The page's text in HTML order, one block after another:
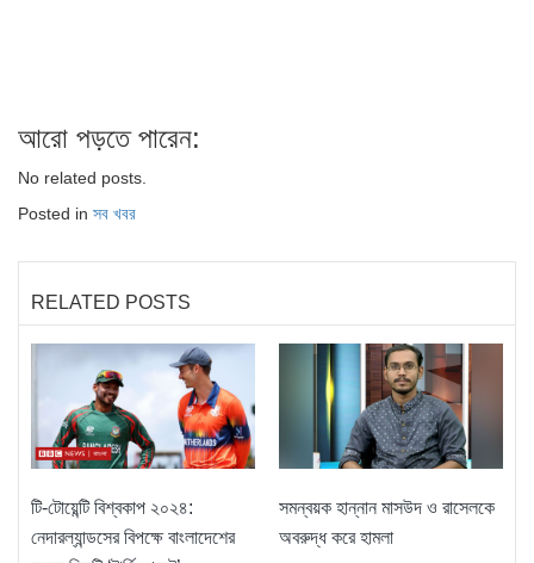
আরো পড়তে পারেন:
No related posts.
Posted in সব খবর
RELATED POSTS
টি-টোয়েন্টি বিশ্বকাপ ২০২৪:
নেদারল্যান্ডসের বিপক্ষে বাংলাদেশের
সমন্বয়ক হান্নান মাসউদ ও রাসেলকে
অবরুদ্ধ করে হামলা